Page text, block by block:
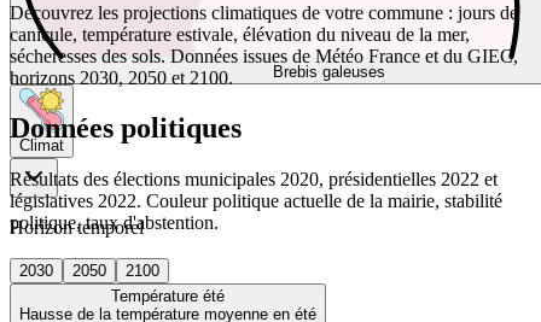
Brebis galeuses
Climat
Horizon temporel
2030 2050
2100
Température été
Hausse de la température moyenne en été
Découvrez les projections climatiques de votre commune : jours de
canicule, température estivale, élévation du niveau de la mer,
sécheresses des sols. Données issues de Météo France et du GIEC,
horizons 2030, 2050 et 2100.
Données politiques
Résultats des élections municipales 2020, présidentielles 2022 et
législatives 2022. Couleur politique actuelle de la mairie, stabilité
politique, taux d'abstention.